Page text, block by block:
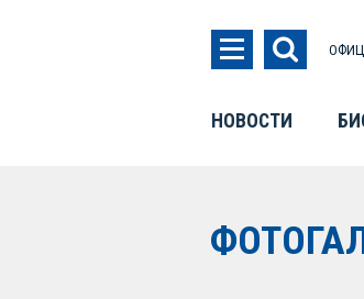
НОВОСТИ